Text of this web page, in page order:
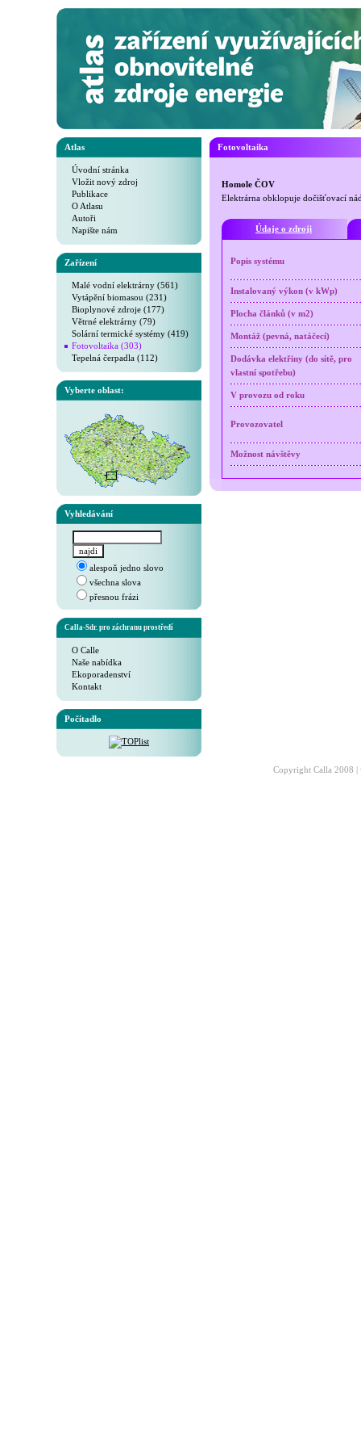
Atlas
Úvodní stránka
Vložit nový zdroj
Publikace
O Atlasu
Autoři
Napište nám
Zařízení
Malé vodní elektrárny (561)
Vytápění biomasou (231)
Bioplynové zdroje (177)
Větrné elektrárny (79)
Solární termické systémy (419)
Fotovoltaika (303)
Tepelná čerpadla (112)
Vyberte oblast:
Vyhledávání
alespoň jedno slovo
všechna slova
přesnou frázi
Calla-Sdr. pro záchranu prostředí
O Calle
Naše nabídka
Ekoporadenství
Kontakt
Počítadlo
Fotovoltaika
Homole ČOV
Elektrárna obklopuje dočišťovací
Údaje o zdroji
Popis systému
Instalovaný výkon (v kWp)
Plocha článků (v m2)
Montáž (pevná, natáčecí)
Dodávka elektřiny (do sítě, pro
vlastní spotřebu)
V provozu od roku
Provozovatel
Možnost návštěvy
Copyright Calla 2008 |